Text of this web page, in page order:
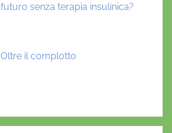
futuro senza terapia insulinica?
Oltre il complotto